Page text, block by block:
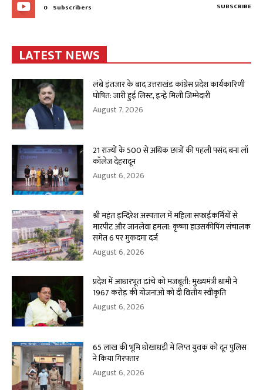
0 Subscribers SUBSCRIBE
LATEST NEWS
लंबे इंतजार के बाद उत्तराखंड कांग्रेस प्रदेश कार्यकारिणी
घोषित: जारी हुई लिस्ट, इन्हे मिली जिम्मेदारी
August 7, 2026
21 राज्यों के 500 से अधिक छात्रों की पहली पसंद बना लॉ
कॉलेज देहरादून
August 6, 2026
श्री महंत इन्दिरेश अस्पताल में महिला सफाईकर्मियों से
मारपीट और जानलेवा हमला: कृष्णा हाउसकीपिंग संचालक
समेत 6 पर मुकदमा दर्ज
August 6, 2026
प्रदेश में आधारभूत ढांचे को मजबूती: मुख्यमंत्री धामी ने
1967 करोड़ की योजनाओं को दी वित्तीय स्वीकृति
August 6, 2026
65 लाख की भूमि धोखाधड़ी में लिप्त युवक को दून पुलिस
ने किया गिरफ्तार
August 6, 2026